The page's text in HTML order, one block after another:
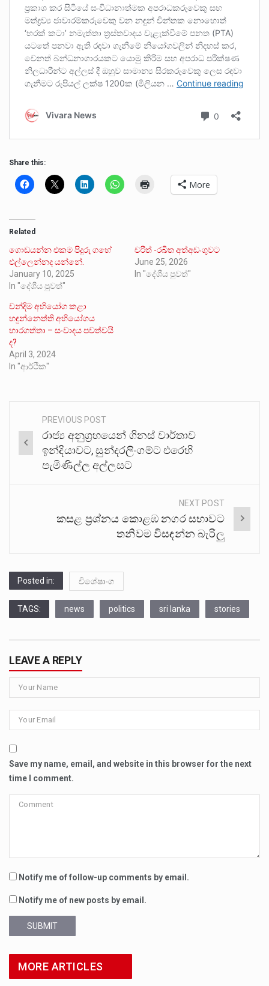
Share this:
More
Related
ගොඩයන්න එකම පිදුරු ගහේ
එල්ලෙන්නද යන්නේ.
January 10, 2025
In "දේශීය පුවත්"
චරිත් -රඛිත අත්අඩංගුවට
June 25, 2026
In "දේශීය පුවත්"
චන්දිම අභියෝග කළා
හඳුන්නෙත්ති අභියෝගය
භාරගත්තා – සංවාදය පවත්වයි
ද?
April 3, 2024
In "ආර්ථික"
Post
navigation
PREVIOUS POST
රාජ්‍ය අනුග්‍රහයෙන් ගිනස් වාර්තාව
ඉන්දියාවට, සුන්දරලිංගම්ට එරෙහි
පැමිණිල්ල අල්ලසට
NEXT POST
කසළ ප්‍රශ්නය කොළඹ නගර සභාවට
තනිවම විසඳන්න බැරිලු
Posted in: විශේෂාංග
TAGS: news politics sri lanka stories
LEAVE A REPLY
Save my name, email, and website in this browser for the next
time I comment.
Notify me of follow-up comments by email.
Notify me of new posts by email.
SUBMIT
MORE ARTICLES